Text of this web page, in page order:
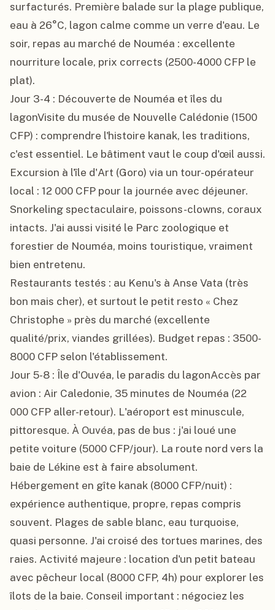
surfacturés. Première balade sur la plage publique,
eau à 26°C, lagon calme comme un verre d'eau. Le
soir, repas au marché de Nouméa : excellente
nourriture locale, prix corrects (2500-4000 CFP le
plat).
Jour 3-4 : Découverte de Nouméa et îles du
lagonVisite du musée de Nouvelle Calédonie (1500
CFP) : comprendre l'histoire kanak, les traditions,
c'est essentiel. Le bâtiment vaut le coup d'œil aussi.
Excursion à l'île d'Art (Goro) via un tour-opérateur
local : 12 000 CFP pour la journée avec déjeuner.
Snorkeling spectaculaire, poissons-clowns, coraux
intacts. J'ai aussi visité le Parc zoologique et
forestier de Nouméa, moins touristique, vraiment
bien entretenu.
Restaurants testés : au Kenu's à Anse Vata (très
bon mais cher), et surtout le petit resto « Chez
Christophe » près du marché (excellente
qualité/prix, viandes grillées). Budget repas : 3500-
8000 CFP selon l'établissement.
Jour 5-8 : Île d'Ouvéa, le paradis du lagonAccès par
avion : Air Caledonie, 35 minutes de Nouméa (22
000 CFP aller-retour). L'aéroport est minuscule,
pittoresque. À Ouvéa, pas de bus : j'ai loué une
petite voiture (5000 CFP/jour). La route nord vers la
baie de Lékine est à faire absolument.
Hébergement en gîte kanak (8000 CFP/nuit) :
expérience authentique, propre, repas compris
souvent. Plages de sable blanc, eau turquoise,
quasi personne. J'ai croisé des tortues marines, des
raies. Activité majeure : location d'un petit bateau
avec pêcheur local (8000 CFP, 4h) pour explorer les
îlots de la baie. Conseil important : négociez les